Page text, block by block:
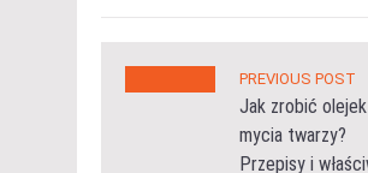
PREVIOUS POST
Jak zrobić
mycia twarzy?
Przepisy i